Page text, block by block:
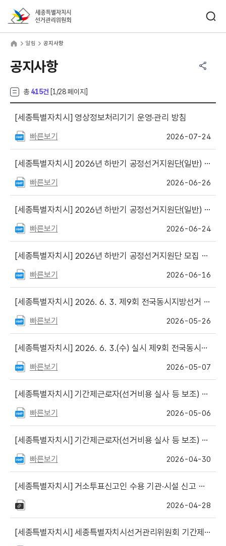
알림 공지사항
공지사항
총 415건 [1 /28 페이지]
[세종특별자치시] 영상정보처리기기 운영·관리 방침
빠른보기 2026-07-24
[세종특별자치시] 2026년 하반기 공정선거지원단(일반) 최종 합격자 및 예비합격자 명단
빠른보기 2026-06-26
[세종특별자치시] 2026년 하반기 공정선거지원단(일반) 서류심사 합격자 명단
빠른보기 2026-06-24
[세종특별자치시] 2026년 하반기 공정선거지원단 모집 안내
빠른보기 2026-06-16
[세종특별자치시] 2026. 6. 3. 제9회 전국동시지방선거 선거권자 신청 개표참관인 선정자 명단 안내
빠른보기 2026-05-26
[세종특별자치시] 2026. 6. 3.(수) 실시 제9회 전국동시지방선거 선거권자 개표참관인 신청 안내
빠른보기 2026-05-07
[세종특별자치시] 기간제근로자(선거비용 실사 등 보조) 최종 합격자 합격자 명단
빠른보기 2026-05-06
[세종특별자치시] 기간제근로자(선거비용 실사 등 보조) 서류전형 합격자 명단
빠른보기 2026-04-30
[세종특별자치시] 거소투표신고인 수용 기관·시설 신고 등 관련 서식 게시
2026-04-28
[세종특별자치시] 세종특별자치시선거관리위원회 기간제근로자(선거비용 실사 등 보조) 채용 공고